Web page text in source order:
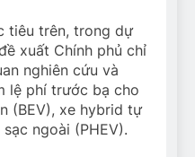
tiêu trên, trong dự
xuất Chính phủ chỉ
nghiên cứu và
lệ phí trước bạ cho
(BEV), xe hybrid tự
ngoài (PHEV).